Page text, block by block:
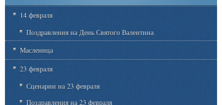
14 февраля
Поздравления на День Святого Валентина
Масленица
23 февраля
Сценарии на 23 февраля
Поздравления на 23 февраля